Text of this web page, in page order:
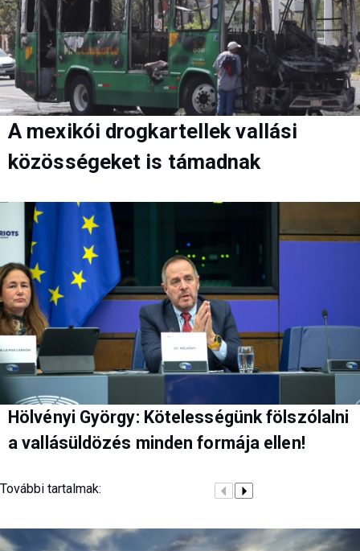
A mexikói drogkartellek vallási
közösségeket is támadnak
Hölvényi György: Kötelességünk fölszólalni
a vallásüldözés minden formája ellen!
További tartalmak: